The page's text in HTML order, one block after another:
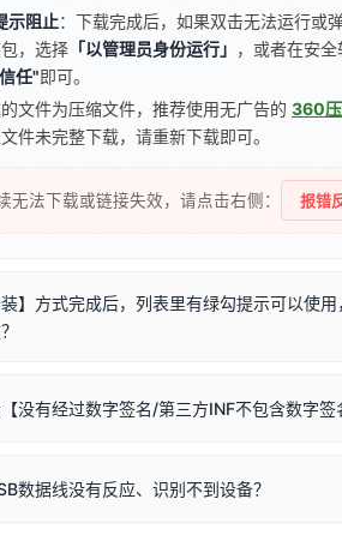
示阻止：下载完成后，如果双击无法运行或
，选择 「以管理员身份运行」 ，或者在安
任"即可。
文件为压缩文件，推荐使用无广告的 360
件未完整下载，请重新下载即可。
无法下载或链接失效，请点击右侧： 报错
】方式完成后，列表里有绿勾提示可以使
成了32位和64位驱动，自动安装程序在运
✔ 可以使用了
：代表与您当
没有经过数字签名/第三方INF不包含数字
示。
数据线没有反应、识别不到设备？